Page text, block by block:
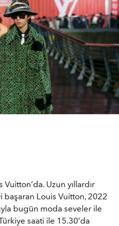
Vuitton’da. Uzun yıllardır
Louis Vuitton, 2022
bugün moda seveler ile
saati ile 15.30’da